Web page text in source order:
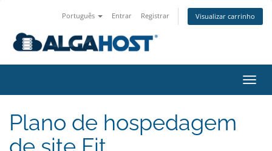
Português Entrar Registrar Visualizar carrinho
Plano de hospedagem
de site Fit